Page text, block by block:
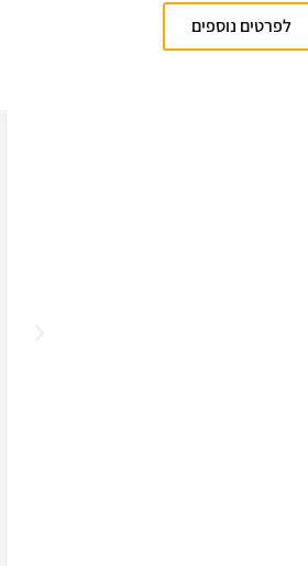
לפרטים נוספים